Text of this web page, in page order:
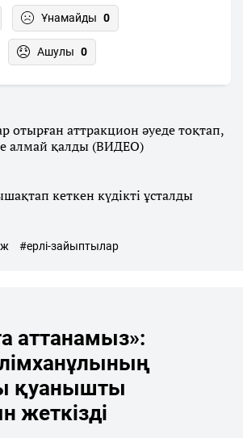
Ұнамайды 0
Ашулы 0
отырған аттракцион әуеде тоқтап,
алмай қалды (ВИДЕО)
кеткен күдікті ұсталды
#ерлі-зайыптылар
аттанамыз»:
қуанышты
жеткізді